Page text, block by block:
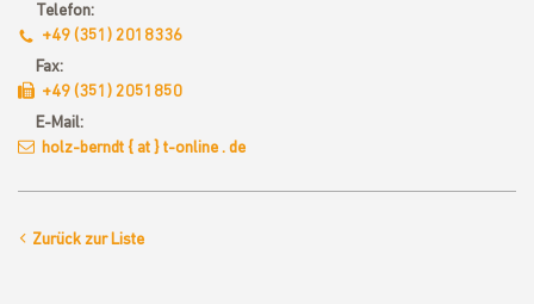
Telefon:
+49 (351) 2018336
Fax:
+49 (351) 2051850
E-Mail:
holz-berndt { at } t-online . de
Zurück zur Liste